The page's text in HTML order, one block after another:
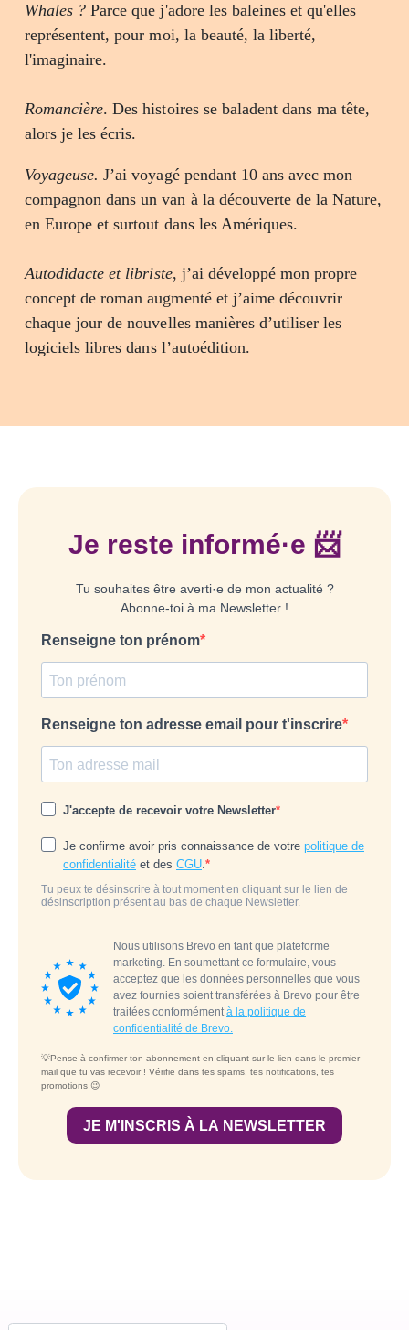
Whales ? Parce que j'adore les baleines et qu'elles
représentent, pour moi, la beauté, la liberté,
l'imaginaire.
Romancière. Des histoires se baladent dans ma tête,
alors je les écris.
Voyageuse. J’ai voyagé pendant 10 ans avec mon
compagnon dans un van à la découverte de la Nature,
en Europe et surtout dans les Amériques.
Autodidacte et libriste, j’ai développé mon propre
concept de roman augmenté et j’aime découvrir
chaque jour de nouvelles manières d’utiliser les
logiciels libres dans l’autoédition.